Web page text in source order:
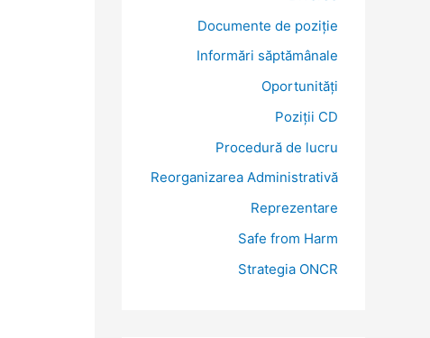
Documente de poziție
Informări săptămânale
Oportunități
Poziții CD
Procedură de lucru
Reorganizarea Administrativă
Reprezentare
Safe from Harm
Strategia ONCR